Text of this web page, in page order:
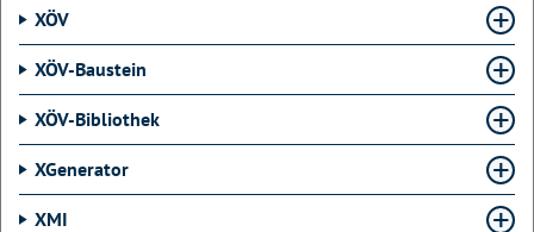
XÖV
XÖV-Baustein
XÖV-Bibliothek
XGenerator
XMI